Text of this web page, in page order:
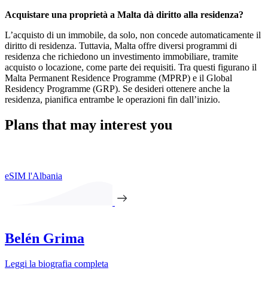
Acquistare una proprietà a Malta dà diritto alla residenza?
L’acquisto di un immobile, da solo, non concede automaticamente il
diritto di residenza. Tuttavia, Malta offre diversi programmi di
residenza che richiedono un investimento immobiliare, tramite
acquisto o locazione, come parte dei requisiti. Tra questi figurano il
Malta Permanent Residence Programme (MPRP) e il Global
Residency Programme (GRP). Se desideri ottenere anche la
residenza, pianifica entrambe le operazioni fin dall’inizio.
Plans that may interest you
eSIM l'Albania
Belén Grima
Leggi la biografia completa